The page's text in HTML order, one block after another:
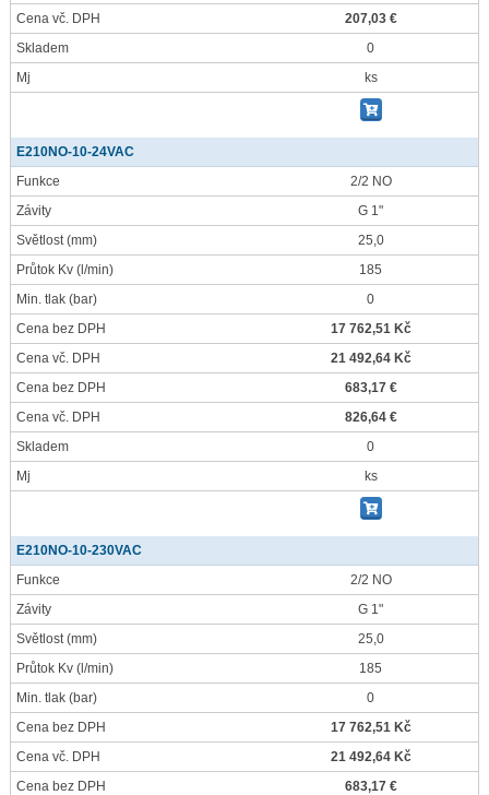
Cena vč. DPH
207,03 €
Skladem
0
Mj
ks
E210NO-10-24VAC
Funkce
2/2 NO
Závity
G 1"
Světlost(mm)
25,0
Průtok Kv (l/min)
185
Min. tlak (bar)
0
Cena bez DPH
17 762,51 Kč
Cena vč. DPH
21 492,64 Kč
Cena bez DPH
683,17 €
Cena vč. DPH
826,64 €
Skladem
0
Mj
ks
E210NO-10-230VAC
Funkce
2/2 NO
Závity
G 1"
Světlost(mm)
25,0
Průtok Kv (l/min)
185
Min. tlak (bar)
0
Cena bez DPH
17 762,51 Kč
Cena vč. DPH
21 492,64 Kč
Cena bez DPH
683,17 €